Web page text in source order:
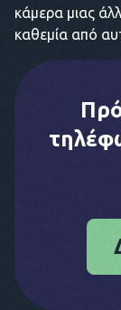
κάμερα μιας
καθεμία από